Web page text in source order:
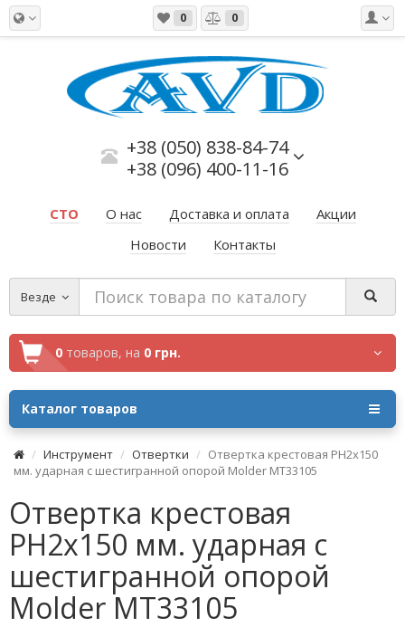
0 0
+38 (050) 838-84-74
+38 (096) 400-11-16
СТО О нас Доставка и оплата
Акции
Новости
Контакты
Везде
0 товаров, на 0 грн.
Каталог товаров
Инструмент Отвертки
Отвертка крестовая PH2х150
мм. ударная с шестигранной опорой Molder MT33105
Отвертка крестовая
PH2х150 мм. ударная с
шестигранной опорой
Molder MT33105